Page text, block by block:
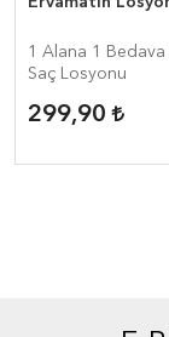
1 Alana 1 Bedava
Saç Losyonu
299,90